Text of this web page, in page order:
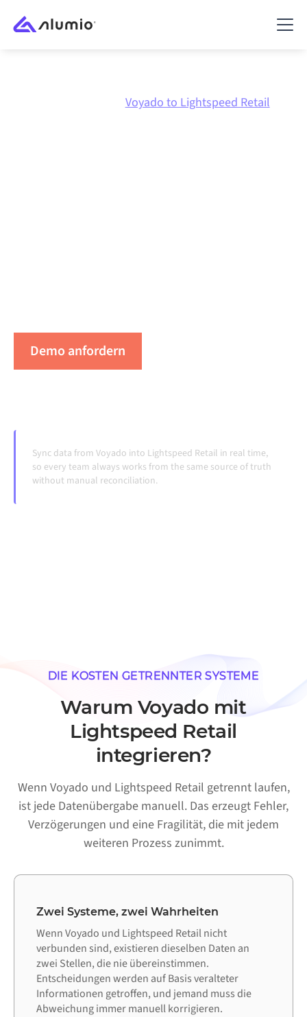
Voyado to Lightspeed Retail
Demo anfordern
Sync data from Voyado into Lightspeed Retail in real time,
so every team always works from the same source of truth
without manual reconciliation.
DIE KOSTEN GETRENNTER SYSTEME
Warum Voyado mit
Lightspeed Retail
integrieren?
Wenn Voyado und Lightspeed Retail getrennt laufen,
ist jede Datenübergabe manuell. Das erzeugt Fehler,
Verzögerungen und eine Fragilität, die mit jedem
weiteren Prozess zunimmt.
Zwei Systeme, zwei Wahrheiten
Wenn Voyado und Lightspeed Retail nicht
verbunden sind, existieren dieselben Daten an
zwei Stellen, die nie übereinstimmen.
Entscheidungen werden auf Basis veralteter
Informationen getroffen, und jemand muss die
Abweichung immer manuell korrigieren.